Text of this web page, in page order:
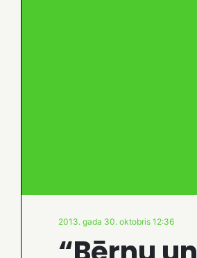
2013. gada 30. oktobris 12:36